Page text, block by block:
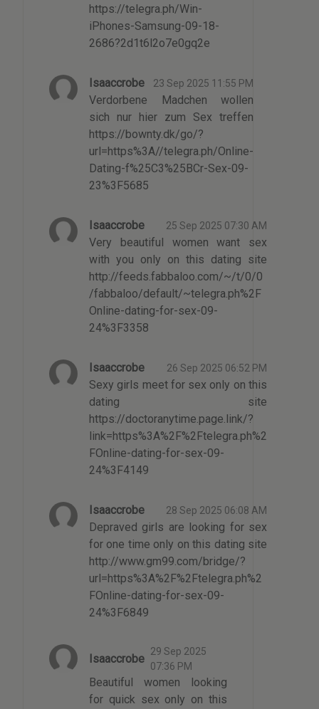
https://telegra.ph/Win-
iPhones-Samsung-09-18-
2686?2d1t6l2o7e0gq2e
Isaaccrobe 23 Sep 2025 11:55 PM
Verdorbene Madchen wollen
sich nur hier zum Sex treffen
https://bownty.dk/go/?
url=https%3A//telegra.ph/Online-
Dating-f%25C3%25BCr-Sex-09-
23%3F5685
Isaaccrobe 25 Sep 2025 07:30 AM
Very beautiful women want sex
with you only on this dating site
http://feeds.fabbaloo.com/~/t/0/0
/fabbaloo/default/~telegra.ph%2F
Online-dating-for-sex-09-
24%3F3358
Isaaccrobe 26 Sep 2025 06:52 PM
Sexy girls meet for sex only on this
dating site
https://doctoranytime.page.link/?
link=https%3A%2F%2Ftelegra.ph%2
FOnline-dating-for-sex-09-
24%3F4149
Isaaccrobe 28 Sep 2025 06:08 AM
Depraved girls are looking for sex
for one time only on this dating site
http://www.gm99.com/bridge/?
url=https%3A%2F%2Ftelegra.ph%2
FOnline-dating-for-sex-09-
24%3F6849
Isaaccrobe
29 Sep 2025
07:36 PM
Beautiful women looking
for quick sex only on this